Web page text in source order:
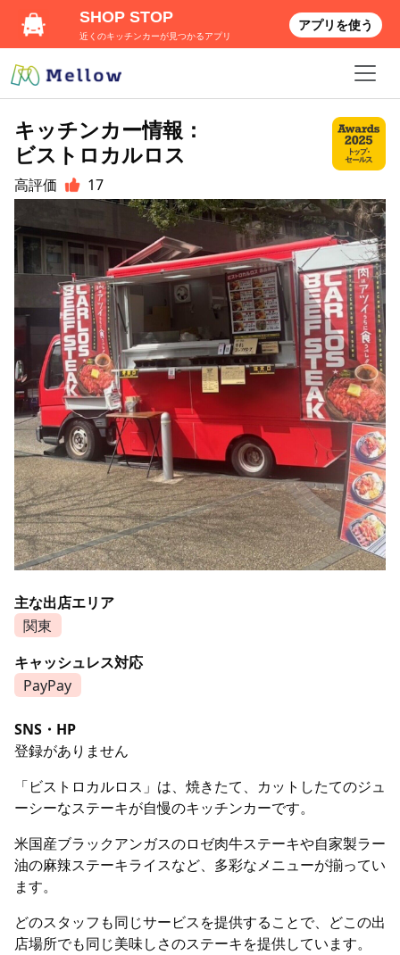
キッチンカー情報：
ビストロカルロス
高評価 17
主な出店エリア
関東
キャッシュレス対応
PayPay
SNS・HP
登録がありません
「ビストロカルロス」は、焼きたて、カットしたてのジュ
ーシーなステーキが自慢のキッチンカーです。
米国産ブラックアンガスのロゼ肉牛ステーキや自家製ラー
油の麻辣ステーキライスなど、多彩なメニューが揃ってい
ます。
どのスタッフも同じサービスを提供することで、どこの出
店場所でも同じ美味しさのステーキを提供しています。
SHOP STOP
近くのキッチンカーが見つかるアプリ
アプリを使う